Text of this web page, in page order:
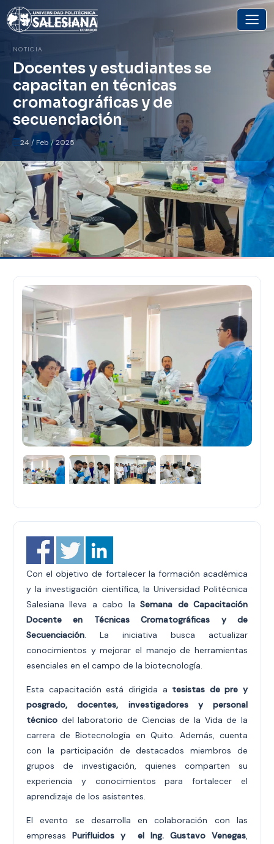
Volver a noticias
NOTICIA
Docentes y estudiantes se
capacitan en técnicas
cromatográficas y de
secuenciación
24 / Feb / 2025
Con el objetivo de fortalecer la formación académica
y la investigación científica, la Universidad Politécnica
Salesiana lleva a cabo laSemana de Capacitación
Docente en Técnicas Cromatográficas y de
Secuenciación. La iniciativa busca actualizar
conocimientos y mejorar el manejo de herramientas
esenciales en el campo de la biotecnología.
Esta capacitación está dirigida a tesistas de pre y
posgrado, docentes, investigadores y personal
técnico del laboratorio de Ciencias de la Vida de la
carrera de Biotecnología en Quito. Además, cuenta
con la participación de destacados miembros de
grupos de investigación, quienes comparten su
experiencia y conocimientos para fortalecer el
aprendizaje de los asistentes.
El evento se desarrolla en colaboración con las
empresas Purifluidos y el Ing. Gustavo Venegas,